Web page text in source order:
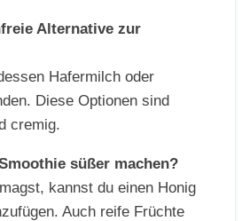
Alternative zur
Hafermilch oder
Diese Optionen sind
cremig.
süßer machen?
kannst du einen Honig
Auch reife Früchte